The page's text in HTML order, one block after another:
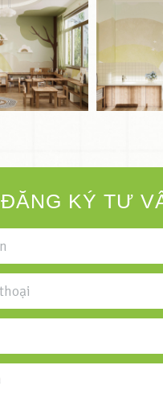
ĐĂNG KÝ TƯ